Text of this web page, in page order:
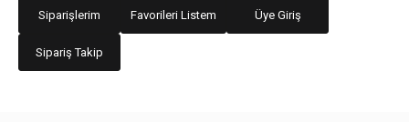
Siparişlerim Favorileri Listem Üye Giriş
Sipariş Takip